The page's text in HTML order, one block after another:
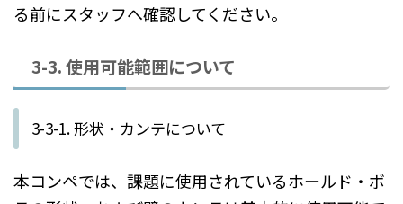
る前にスタッフへ確認してください。
3-3. 使用可能範囲について
3-3-1. 形状・カンテについて
本コンペでは、課題に使用されているホールド・ボ